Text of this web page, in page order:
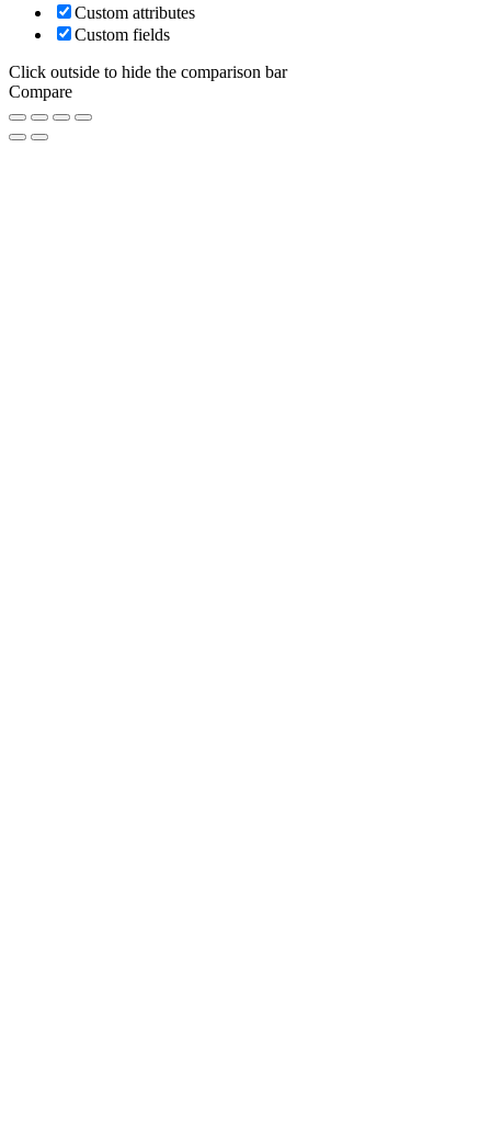
Custom attributes
Custom fields
Click outside to hide the comparison bar
Compare